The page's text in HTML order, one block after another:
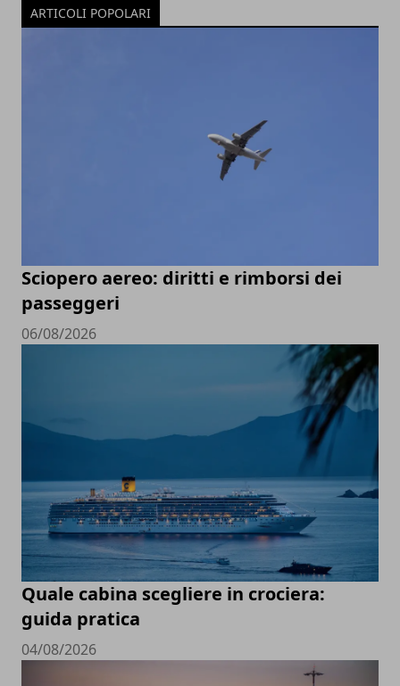
ARTICOLI POPOLARI
Sciopero aereo: diritti e rimborsi dei
passeggeri
06/08/2026
Quale cabina scegliere in crociera:
guida pratica
04/08/2026